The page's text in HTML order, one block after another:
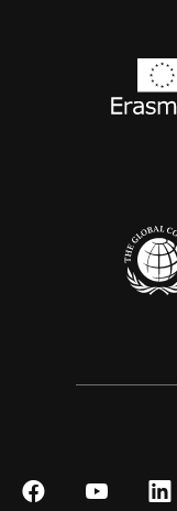
SíguenosSíguenos